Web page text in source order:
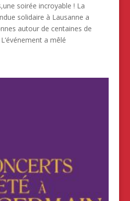
soirée incroyable ! La
solidaire à Lausanne a
autour de centaines de
a mêlé